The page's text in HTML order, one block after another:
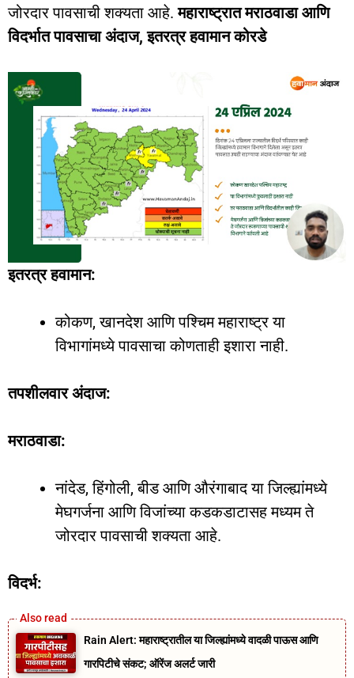
जोरदार पावसाची शक्यता आहे.महाराष्ट्रात मराठवाडा आणि
विदर्भात पावसाचा अंदाज, इतरत्र हवामान कोरडे
इतरत्र हवामान:
कोकण, खानदेश आणि पश्चिम महाराष्ट्र या
विभागांमध्ये पावसाचा कोणताही इशारा नाही.
तपशीलवार अंदाज:
मराठवाडा:
नांदेड, हिंगोली, बीड आणि औरंगाबाद या जिल्ह्यांमध्ये
मेघगर्जना आणि विजांच्या कडकडाटासह मध्यम ते
जोरदार पावसाची शक्यता आहे.
विदर्भ:
Rain Alert: महाराष्ट्रातील या जिल्ह्यांमध्ये वादळी पाऊस आणि
गारपिटीचे संकट; ऑरेंज अलर्ट जारी